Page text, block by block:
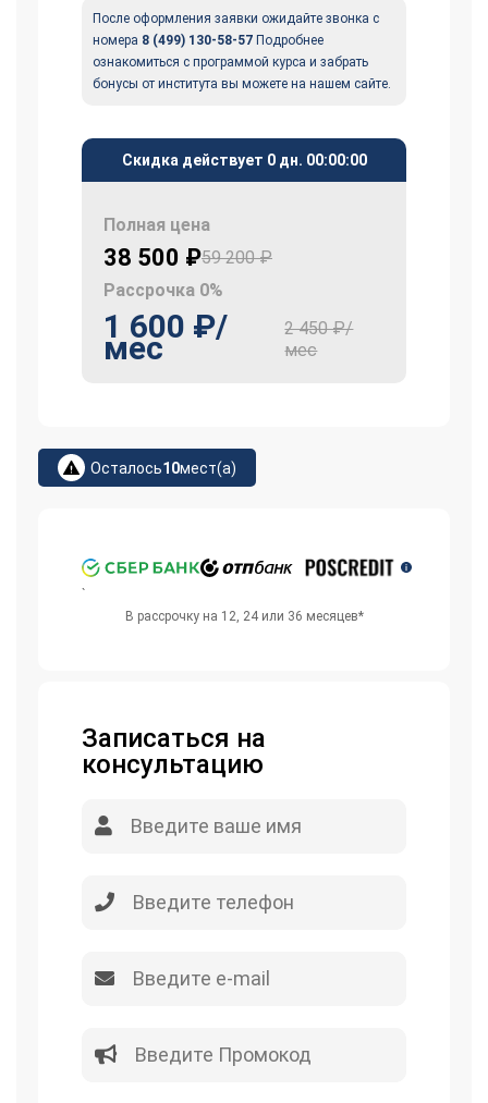
После оформления заявки ожидайте звонка с
номера 8 (499) 130-58-57 Подробнее
ознакомиться с программой курса и забрать
бонусы от института вы можете на нашем сайте.
Скидка действует 0 дн. 00:00:00
Полная цена
38 500 ₽59 200 ₽
Рассрочка 0%
1 600 ₽/
мес
2 450 ₽/
мес
Осталось10мест(а)
`
В рассрочку на 12, 24 или 36 месяцев*
Записаться на
консультацию